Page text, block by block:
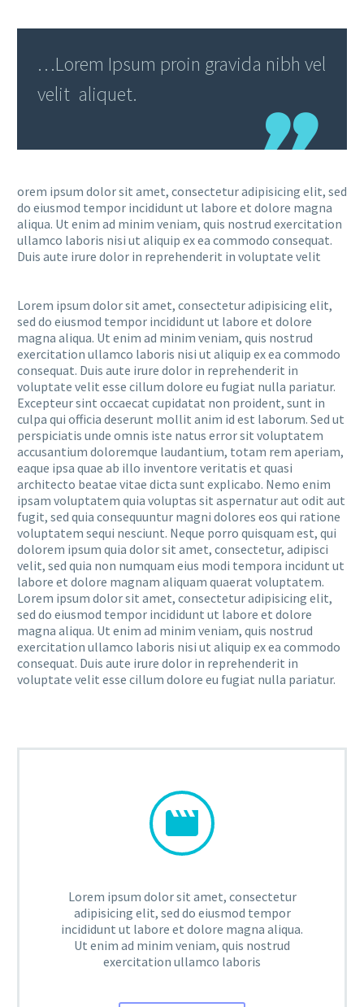
…Lorem Ipsum proin gravida nibh vel
velit aliquet.
orem ipsum dolor sit amet, consectetur adipisicing elit, sed
do eiusmod tempor incididunt ut labore et dolore magna
aliqua. Ut enim ad minim veniam, quis nostrud exercitation
ullamco laboris nisi ut aliquip ex ea commodo consequat.
Duis aute irure dolor in reprehenderit in voluptate velit
Lorem ipsum dolor sit amet, consectetur adipisicing elit,
sed do eiusmod tempor incididunt ut labore et dolore
magna aliqua. Ut enim ad minim veniam, quis nostrud
exercitation ullamco laboris nisi ut aliquip ex ea commodo
consequat. Duis aute irure dolor in reprehenderit in
voluptate velit esse cillum dolore eu fugiat nulla pariatur.
Excepteur sint occaecat cupidatat non proident, sunt in
culpa qui officia deserunt mollit anim id est laborum. Sed ut
perspiciatis unde omnis iste natus error sit voluptatem
accusantium doloremque laudantium, totam rem aperiam,
eaque ipsa quae ab illo inventore veritatis et quasi
architecto beatae vitae dicta sunt explicabo. Nemo enim
ipsam voluptatem quia voluptas sit aspernatur aut odit aut
fugit, sed quia consequuntur magni dolores eos qui ratione
voluptatem sequi nesciunt. Neque porro quisquam est, qui
dolorem ipsum quia dolor sit amet, consectetur, adipisci
velit, sed quia non numquam eius modi tempora incidunt ut
labore et dolore magnam aliquam quaerat voluptatem.
Lorem ipsum dolor sit amet, consectetur adipisicing elit,
sed do eiusmod tempor incididunt ut labore et dolore
magna aliqua. Ut enim ad minim veniam, quis nostrud
exercitation ullamco laboris nisi ut aliquip ex ea commodo
consequat. Duis aute irure dolor in reprehenderit in
voluptate velit esse cillum dolore eu fugiat nulla pariatur.


Lorem ipsum dolor sit amet, consectetur
adipisicing elit, sed do eiusmod tempor
incididunt ut labore et dolore magna aliqua.
Ut enim ad minim veniam, quis nostrud
exercitation ullamco laboris